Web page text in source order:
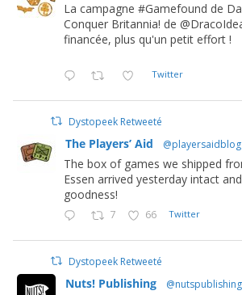
La campagne #Gamefound de
Conquer Britannia! de
financée, plus qu'un petit effort !
Twitter
Dystopeek Retweeté
The Players’ Aid @playersaidblog
The box of games we shipped
Essen arrived yesterday intact
goodness!
7 66 Twitter
Dystopeek Retweeté
Nuts! Publishing @nutspublishing